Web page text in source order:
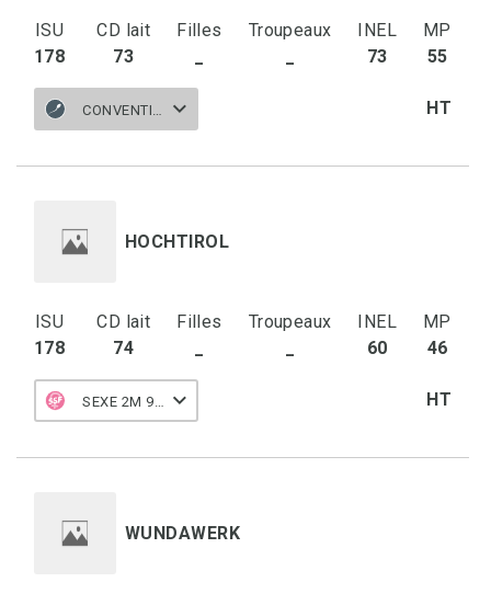
ISU
178
CD lait
73
Filles
Troupeaux
INEL
73
MP
55
HT
CONVENTIONNELLE
HOCHTIROL
ISU
178
CD lait
74
Filles
Troupeaux
INEL
60
MP
46
HT
SEXE 2M 90 F
WUNDAWERK